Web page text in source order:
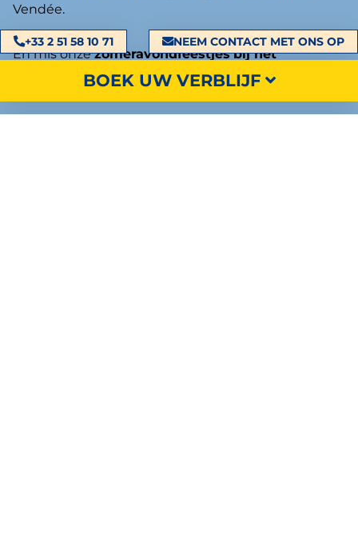
+33 2 51 58 10 71 NEEM CONTACT MET ONS OP
BOEK UW VERBLIJF
Vendée.
En mis onzezomeravondfeestjes bij het
, zomeravondzwembaden niet, waar je
kunt ontspannen nadat de zon onder is gegaan.